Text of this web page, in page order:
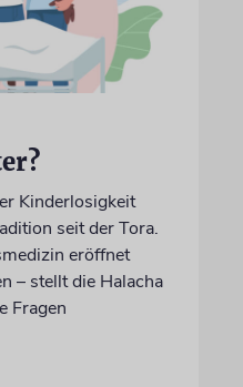
Kinderlosigkeit
seit der Tora.
eröffnet
– stellt die Halacha
Fragen